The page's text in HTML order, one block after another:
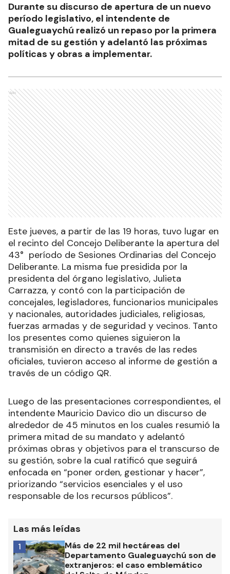
Durante su discurso de apertura de un nuevo
período legislativo, el intendente de
Gualeguaychú realizó un repaso por la primera
mitad de su gestión y adelantó las próximas
políticas y obras a implementar.
Ads
Este jueves, a partir de las 19 horas, tuvo lugar en
el recinto del Concejo Deliberante la apertura del
43° período de Sesiones Ordinarias del Concejo
Deliberante. La misma fue presidida por la
presidenta del órgano legislativo, Julieta
Carrazza, y contó con la participación de
concejales, legisladores, funcionarios municipales
y nacionales, autoridades judiciales, religiosas,
fuerzas armadas y de seguridad y vecinos. Tanto
los presentes como quienes siguieron la
transmisión en directo a través de las redes
oficiales, tuvieron acceso al informe de gestión a
través de un código QR.
Luego de las presentaciones correspondientes, el
intendente Mauricio Davico dio un discurso de
alrededor de 45 minutos en los cuales resumió la
primera mitad de su mandato y adelantó
próximas obras y objetivos para el transcurso de
su gestión, sobre la cual ratificó que seguirá
enfocada en “poner orden, gestionar y hacer”,
priorizando “servicios esenciales y el uso
responsable de los recursos públicos”.
Las más leídas
Más de 22 mil hectáreas del
Departamento Gualeguaychú son de
extranjeros: el caso emblemático
1